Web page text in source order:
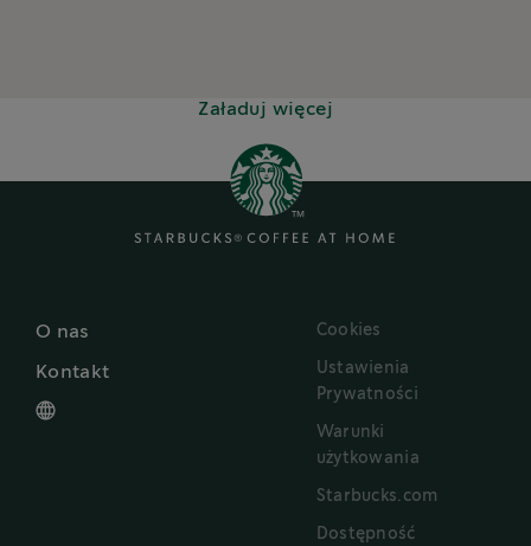
Załaduj więcej
O nas
Kontakt
Cookies
Ustawienia
Prywatności
Warunki
użytkowania
Starbucks.com
Dostępność